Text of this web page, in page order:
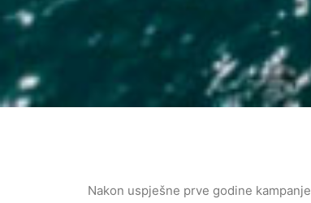
Nakon uspješne prve godine kampanje